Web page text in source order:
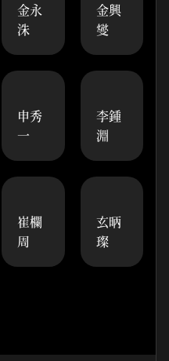
金永
洙
金興
燮
申秀
一
李鍾
淵
崔欄
周
玄昞
璨